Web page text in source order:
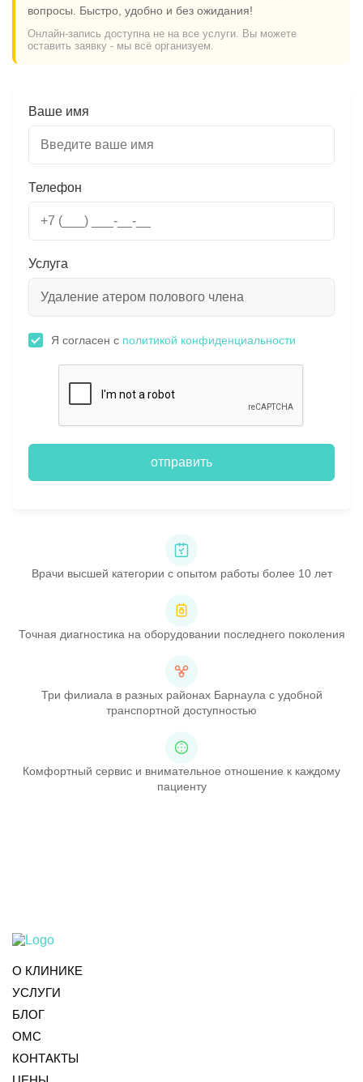
вопросы. Быстро, удобно и без ожидания!
Онлайн-запись доступна не на все услуги. Вы можете
оставить заявку - мы всё организуем.
Врачи высшей категории с опытом работы более 10 лет
Точная диагностика на оборудовании последнего поколения
Три филиала в разных районах Барнаула с удобной
транспортной доступностью
Комфортный сервис и внимательное отношение к каждому
пациенту
Ваше имя
Телефон
Услуга
Я согласен с политикой конфиденциальности
отправить
О КЛИНИКЕ
УСЛУГИ
БЛОГ
ОМС
КОНТАКТЫ